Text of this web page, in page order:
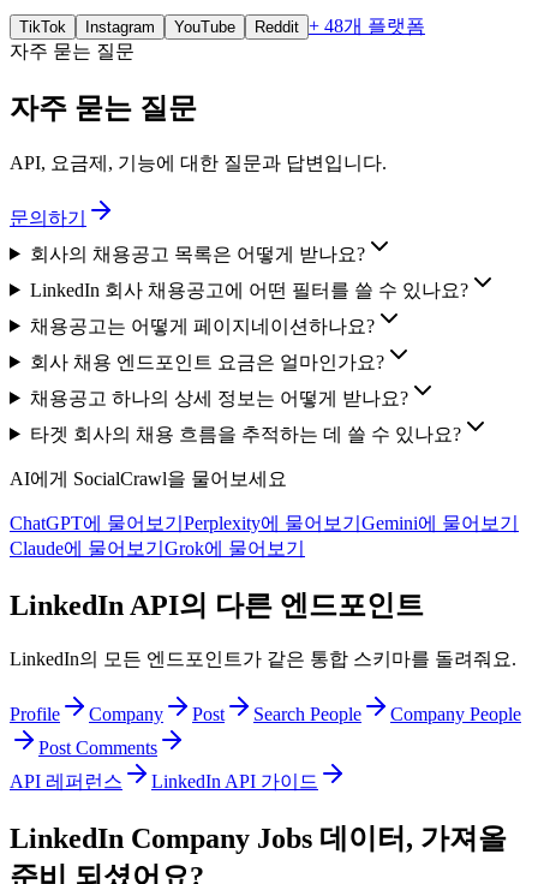
TikTok Instagram YouTube Reddit + 48개 플랫폼
자주 묻는 질문
자주 묻는 질문
API, 요금제, 기능에 대한 질문과 답변입니다.
문의하기
회사의 채용공고 목록은 어떻게 받나요?
LinkedIn 회사 채용공고에 어떤 필터를 쓸 수 있나요?
채용공고는 어떻게 페이지네이션하나요?
회사 채용 엔드포인트 요금은 얼마인가요?
채용공고 하나의 상세 정보는 어떻게 받나요?
타겟 회사의 채용 흐름을 추적하는 데 쓸 수 있나요?
AI에게 SocialCrawl을 물어보세요
ChatGPT에 물어보기 Perplexity에 물어보기 Gemini에 물어보기
Claude에 물어보기 Grok에 물어보기
LinkedIn API의 다른 엔드포인트
LinkedIn의 모든 엔드포인트가 같은 통합 스키마를 돌려줘요.
Profile Company Post Search People
Company People
Post Comments
API 레퍼런스
LinkedIn API 가이드
LinkedIn Company Jobs 데이터, 가져올
준비 되셨어요?